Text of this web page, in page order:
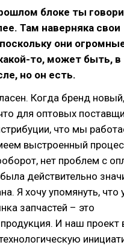
блоке ты
Там наверняка свои
они
то, может быть, в
но он есть.
Когда бренд
для оптовых
что мы
выстроенный
нет проблем с
действительно
Я хочу упомянуть, что
запчастей – это
И наш проект